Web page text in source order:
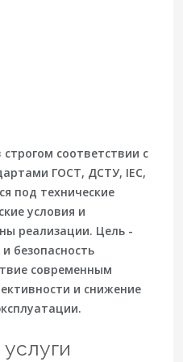
соответствии с
ГОСТ, ДСТУ, IEC,
под технические
условия и
реализации. Цель -
безопасность
современным
и снижение